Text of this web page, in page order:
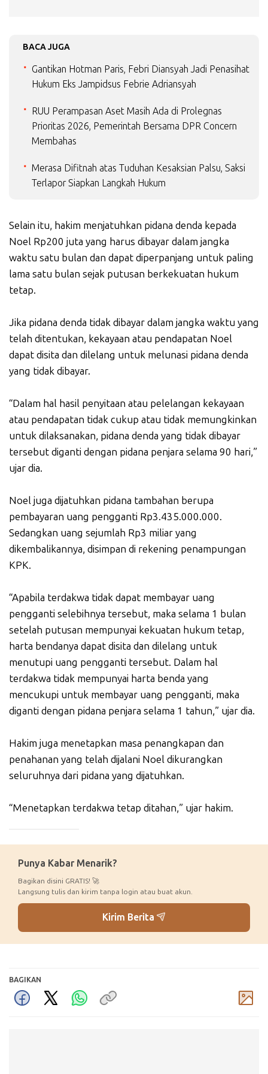
BACA JUGA
Gantikan Hotman Paris, Febri Diansyah Jadi Penasihat
Hukum Eks Jampidsus Febrie Adriansyah
RUU Perampasan Aset Masih Ada di Prolegnas
Prioritas 2026, Pemerintah Bersama DPR Concern
Membahas
Merasa Difitnah atas Tuduhan Kesaksian Palsu, Saksi
Terlapor Siapkan Langkah Hukum
Selain itu, hakim menjatuhkan pidana denda kepada
Noel Rp200 juta yang harus dibayar dalam jangka
waktu satu bulan dan dapat diperpanjang untuk paling
lama satu bulan sejak putusan berkekuatan hukum
tetap.
Jika pidana denda tidak dibayar dalam jangka waktu yang
telah ditentukan, kekayaan atau pendapatan Noel
dapat disita dan dilelang untuk melunasi pidana denda
yang tidak dibayar.
“Dalam hal hasil penyitaan atau pelelangan kekayaan
atau pendapatan tidak cukup atau tidak memungkinkan
untuk dilaksanakan, pidana denda yang tidak dibayar
tersebut diganti dengan pidana penjara selama 90 hari,”
ujar dia.
Noel juga dijatuhkan pidana tambahan berupa
pembayaran uang pengganti Rp3.435.000.000.
Sedangkan uang sejumlah Rp3 miliar yang
dikembalikannya, disimpan di rekening penampungan
KPK.
“Apabila terdakwa tidak dapat membayar uang
pengganti selebihnya tersebut, maka selama 1 bulan
setelah putusan mempunyai kekuatan hukum tetap,
harta bendanya dapat disita dan dilelang untuk
menutupi uang pengganti tersebut. Dalam hal
terdakwa tidak mempunyai harta benda yang
mencukupi untuk membayar uang pengganti, maka
diganti dengan pidana penjara selama 1 tahun,” ujar dia.
Hakim juga menetapkan masa penangkapan dan
penahanan yang telah dijalani Noel dikurangkan
seluruhnya dari pidana yang dijatuhkan.
“Menetapkan terdakwa tetap ditahan,” ujar hakim.
Punya Kabar Menarik?
Bagikan disini GRATIS! 🚀
Langsung tulis dan kirim tanpa login atau buat akun.
Kirim Berita
BAGIKAN